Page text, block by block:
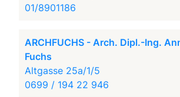
01/8901186
ARCHFUCHS - Arch. Dipl.-Ing.
Fuchs
Altgasse 25a/1/5
0699 / 194 22 946